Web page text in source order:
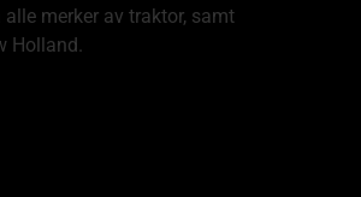
merker av traktor, samt
Holland.